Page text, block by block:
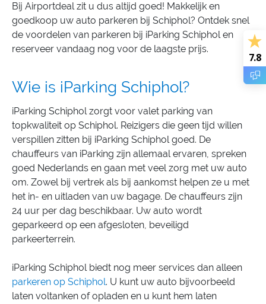
Bij Airportdeal zit u dus altijd goed! Makkelijk en
goedkoop uw auto parkeren bij Schiphol? Ontdek snel
de voordelen van parkeren bij iParking Schiphol en
reserveer vandaag nog voor de laagste prijs.
Wie is iParking Schiphol?
iParking Schiphol zorgt voor valet parking van
topkwaliteit op Schiphol. Reizigers die geen tijd willen
verspillen zitten bij iParking Schiphol goed. De
chauffeurs van iParking zijn allemaal ervaren, spreken
goed Nederlands en gaan met veel zorg met uw auto
om. Zowel bij vertrek als bij aankomst helpen ze u met
het in- en uitladen van uw bagage. De chauffeurs zijn
24 uur per dag beschikbaar. Uw auto wordt
geparkeerd op een afgesloten, beveiligd
parkeerterrein.
iParking Schiphol biedt nog meer services dan alleen
parkeren op Schiphol. U kunt uw auto bijvoorbeeld
laten voltanken of opladen en u kunt hem laten
7.8